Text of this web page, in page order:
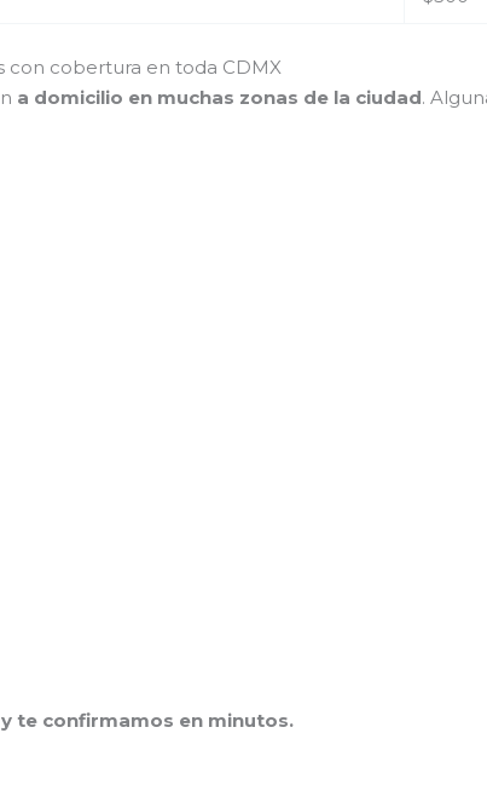
con cobertura en toda CDMX
a domicilio en muchas zonas de la ciudad.
te confirmamos en minutos.